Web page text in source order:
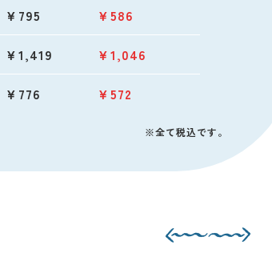
￥795 ￥586
￥1,419 ￥1,046
￥776 ￥572
※全て税込です。